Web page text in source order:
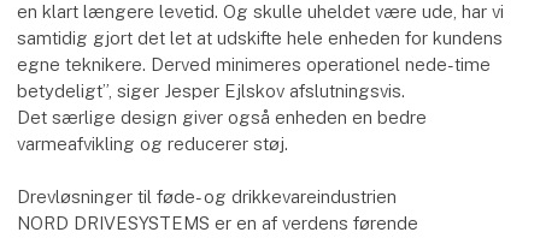
en klart længere levetid. Og skulle uheldet være ude, har vi
samtidig gjort det let at udskifte hele enheden for kundens
egne teknikere. Derved minimeres operationel nede-time
betydeligt”, siger Jesper Ejlskov afslutningsvis.
Det særlige design giver også enheden en bedre
varmeafvikling og reducerer støj.
Drevløsninger til føde- og drikkevareindustrien
NORD DRIVESYSTEMS er en af verdens førende